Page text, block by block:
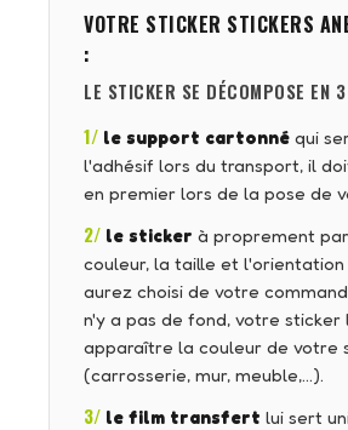
VOTRE STICKER STICKERS
:
LE STICKER SE DÉCOMPOSE EN
1/ le support cartonné qui
l'adhésif lors du transport, il
en premier lors de la pose de
2/ le sticker à proprement
couleur, la taille et l'orientation
aurez choisi de votre
n'y a pas de fond, votre sticker
apparaître la couleur de votre
(carrosserie, mur, meuble,…).
3/ le film transfert lui sert